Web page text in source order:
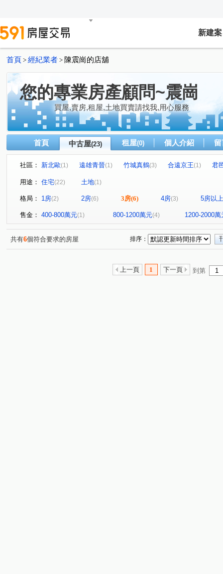
新建案
首頁 > 經紀業者 > 陳震崗的店舖
您的專業房產顧問~震崗
買屋,賣房,租屋,土地買賣請找我,用心服務
首頁 中古屋(23) 租屋(0) 個人介紹
社區： 新北歐(1) 遠雄青晉(1) 竹城真鶴(3) 合遠京王(1)
君
大清新世界
國強一街
青溪一路 大德三街 (1) 力行路 (3)
瑞
文中東路(1) 中庸路(1) (1) 至善路
環河西路四段(1) 宏昌六街(1) 德華街(1) 富豐北路(1)
同德六街(1) 埔頂路二段(1) 同德一街(1)
用途： 住宅(22) 土地(1)
格局： 1房(2) 2房(6) 3房(6) 4房(3) 5房以上
售金： 400-800萬元(1) 800-1200萬元(4) 1200-2000萬
共有6個符合要求的房屋 排序：
上一頁 1 下一頁 到第